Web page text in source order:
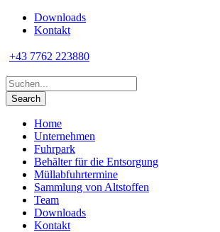
Downloads
Kontakt
+43 7762 223880
Home
Unternehmen
Fuhrpark
Behälter für die Entsorgung
Müllabfuhrtermine
Sammlung von Altstoffen
Team
Downloads
Kontakt